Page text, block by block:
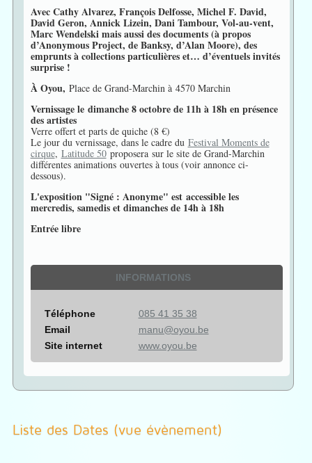
Avec Cathy Alvarez, François Delfosse, Michel F. David,
David Geron, Annick Lizein, Dani Tambour, Vol-au-vent,
Marc Wendelski mais aussi des documents (à propos
d’Anonymous Project, de Banksy, d’Alan Moore), des
emprunts à collections particulières et… d’éventuels invités
surprise !
À Oyou, Place de Grand-Marchin à 4570 Marchin
Vernissage le dimanche 8 octobre de 11h à 18h en présence
des artistes
Verre offert et parts de quiche (8 €)
Le jour du vernissage, dans le cadre du Festival Moments de
cirque, Latitude 50proposera sur le site de Grand-Marchin
différentes animations ouvertes à tous (voir annonce ci-
dessous).
L'exposition "Signé : Anonyme" est accessible les
mercredis, samedis et dimanches de 14h à 18h
Entrée libre
INFORMATIONS
Téléphone
085 41 35 38
Email
manu@oyou.be
Site internet
www.oyou.be
Liste des Dates (vue évènement)